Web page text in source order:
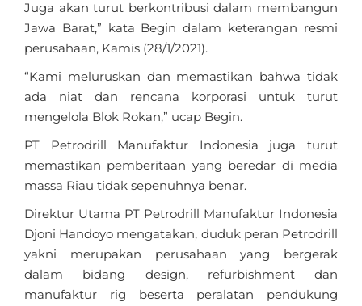
Juga akan turut berkontribusi dalam membangun
Jawa Barat,” kata Begin dalam keterangan resmi
perusahaan, Kamis (28/1/2021).
“Kami meluruskan dan memastikan bahwa tidak
ada niat dan rencana korporasi untuk turut
mengelola Blok Rokan,” ucap Begin.
PT Petrodrill Manufaktur Indonesia juga turut
memastikan pemberitaan yang beredar di media
massa Riau tidak sepenuhnya benar.
Direktur Utama PT Petrodrill Manufaktur Indonesia
Djoni Handoyo mengatakan, duduk peran Petrodrill
yakni merupakan perusahaan yang bergerak
dalam bidang design, refurbishment dan
manufaktur rig beserta peralatan pendukung